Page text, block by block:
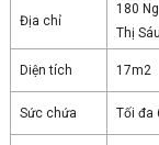
Địa chỉ
180
Thị
Diện tích 17m2
Sức chứa Tối đa